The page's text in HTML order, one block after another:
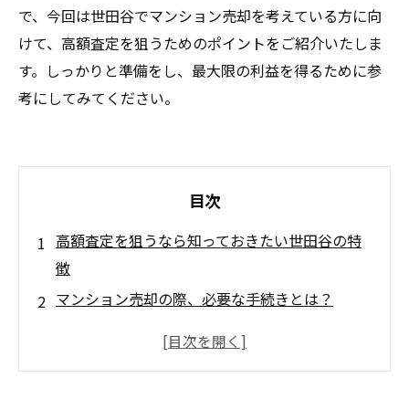
で、今回は世田谷でマンション売却を考えている方に向
けて、高額査定を狙うためのポイントをご紹介いたしま
す。しっかりと準備をし、最大限の利益を得るために参
考にしてみてください。
目次
高額査定を狙うなら知っておきたい世田谷の特
徴
マンション売却の際、必要な手続きとは？
世田谷の不動産市場の現状と今後の予測